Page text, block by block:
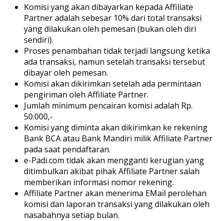
Komisi yang akan dibayarkan kepada Affiliate
Partner adalah sebesar 10% dari total transaksi
yang dilakukan oleh pemesan (bukan oleh diri
sendiri).
Proses penambahan tidak terjadi langsung ketika
ada transaksi, namun setelah transaksi tersebut
dibayar oleh pemesan.
Komisi akan dikirimkan setelah ada permintaan
pengiriman oleh Affiliate Partner.
Jumlah minimum pencairan komisi adalah Rp.
50.000,-
Komisi yang diminta akan dikirimkan ke rekening
Bank BCA atau Bank Mandiri milik Affiliate Partner
pada saat pendaftaran.
e-Padi.com tidak akan mengganti kerugian yang
ditimbulkan akibat pihak Affiliate Partner salah
memberikan informasi nomor rekening.
Affiliate Partner akan menerima EMail perolehan
komisi dan laporan transaksi yang dilakukan oleh
nasabahnya setiap bulan.